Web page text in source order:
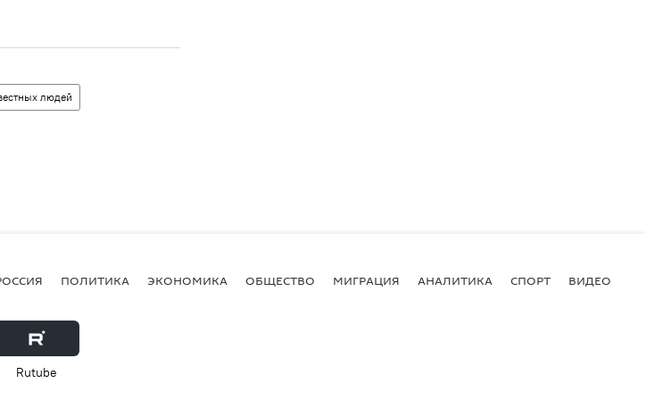
людей
ПОЛИТИКА ЭКОНОМИКА ОБЩЕСТВО МИГРАЦИЯ АНАЛИТИКА СПОРТ ВИДЕО
Rutube